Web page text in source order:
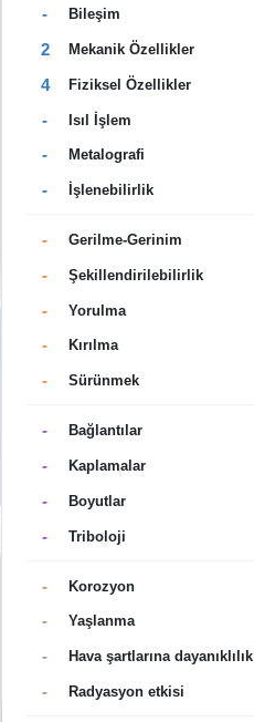
- Bileşim
2 Mekanik Özellikler
4 Fiziksel Özellikler
- Isıl İşlem
- Metalografi
- İşlenebilirlik
- Gerilme-Gerinim
- Şekillendirilebilirlik
- Yorulma
- Kırılma
- Sürünmek
- Bağlantılar
- Kaplamalar
- Boyutlar
- Triboloji
- Korozyon
- Yaşlanma
- Hava şartlarına dayanıklılık
- Radyasyon etkisi